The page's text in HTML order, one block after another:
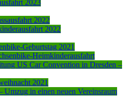
2023
2022
2022
Geburtstag 2021
Heimkinderausfahrt
US Car Convention in Dresden –
2021
Umzug in einen neuen Vereinsraum